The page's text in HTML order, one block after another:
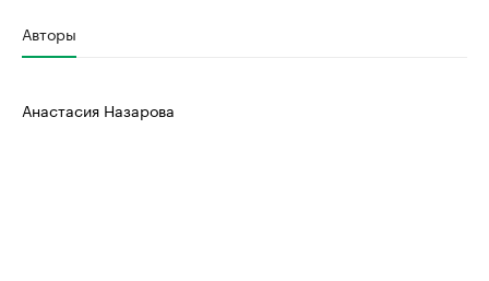
Авторы
Анастасия Назарова